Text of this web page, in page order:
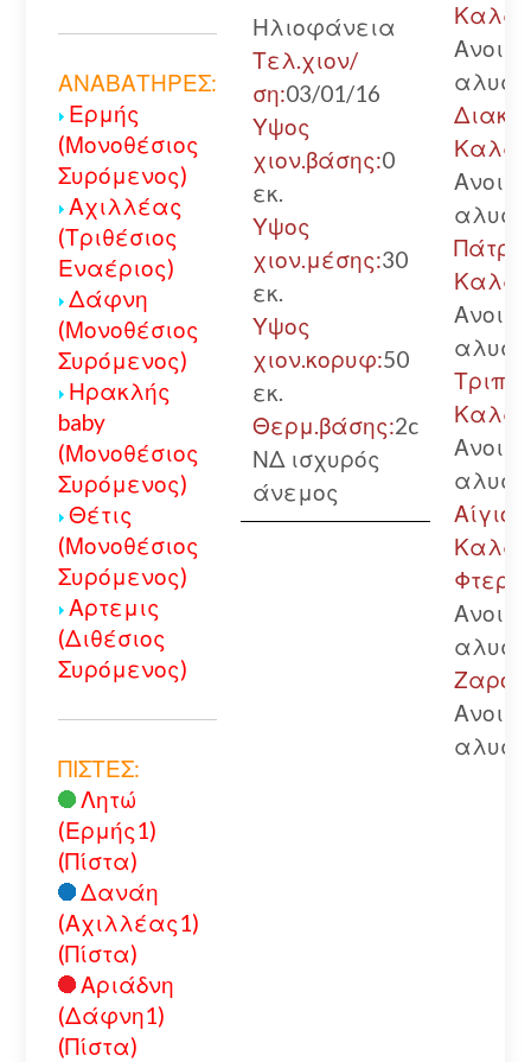
ΑΝΑΒΑΤΗΡΕΣ:
Ερμής
(Μονοθέσιος
Συρόμενος)
Αχιλλέας
(Τριθέσιος
Εναέριος)
Δάφνη
(Μονοθέσιος
Συρόμενος)
Ηρακλής
baby
(Μονοθέσιος
Συρόμενος)
Θέτις
(Μονοθέσιος
Συρόμενος)
Αρτεμις
(Διθέσιος
Συρόμενος)
ΠΙΣΤΕΣ:
Λητώ
(Ερμής1)
(Πίστα)
Δανάη
(Αχιλλέας1)
(Πίστα)
Αριάδνη
(Δάφνη1)
(Πίστα)
Ηλιοφάνεια
Τελ.χιον/
ση:03/01/16
Υψος
χιον.βάσης:0
εκ.
Υψος
χιον.μέσης:30
εκ.
Υψος
χιον.κορυφ:50
εκ.
Θερμ.βάσης:2c
ΝΔ ισχυρός
άνεμος
Αίγιο.-